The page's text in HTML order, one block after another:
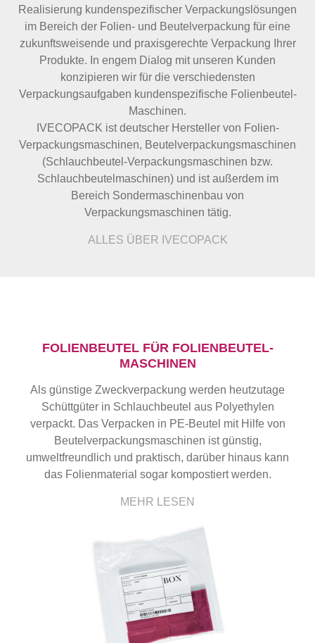
Realisierung kundenspezifischer Verpackungslösungen
im Bereich der Folien- und Beutelverpackung für eine
zukunftsweisende und praxisgerechte Verpackung Ihrer
Produkte. In engem Dialog mit unseren Kunden
konzipieren wir für die verschiedensten
Verpackungsaufgaben kundenspezifische Folienbeutel-
Maschinen.
IVECOPACK ist deutscher Hersteller von Folien-
Verpackungsmaschinen, Beutelverpackungsmaschinen
(Schlauchbeutel-Verpackungsmaschinen bzw.
Schlauchbeutelmaschinen) und ist außerdem im
Bereich Sondermaschinenbau von
Verpackungsmaschinen tätig.
ALLES ÜBER IVECOPACK
FOLIENBEUTEL FÜR FOLIENBEUTEL-
MASCHINEN
Als günstige Zweckverpackung werden heutzutage
Schüttgüter in Schlauchbeutel aus Polyethylen
verpackt. Das Verpacken in PE-Beutel mit Hilfe von
Beutelverpackungsmaschinen ist günstig,
umweltfreundlich und praktisch, darüber hinaus kann
das Folienmaterial sogar kompostiert werden.
MEHR LESEN